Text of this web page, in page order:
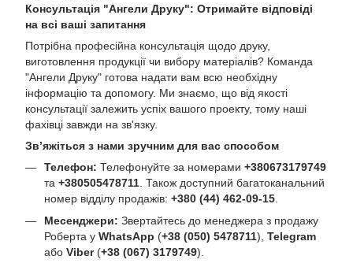
Консультація "Ангели Друку": Отримайте відповіді
на всі ваші запитання
Потрібна професійна консультація щодо друку,
виготовлення продукції чи вибору матеріалів? Команда
"Ангели Друку" готова надати вам всю необхідну
інформацію та допомогу. Ми знаємо, що від якості
консультації залежить успіх вашого проекту, тому наші
фахівці завжди на зв'язку.
Зв’яжіться з нами зручним для вас способом
Телефон: Телефонуйте за номерами +380673179749
та +380505478711 . Також доступний багатоканальний
номер відділу продажів: +380 (44) 462-09-15
Месенджери: Звертайтесь до менеджера з продажу
Роберта у WhatsApp (+38 (050) 5478711), Telegram
або Viber(+38 (067) 3179749).